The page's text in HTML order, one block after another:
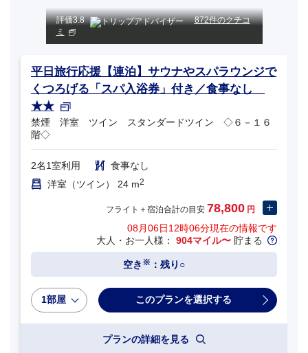
評価3.8
872件のクチコ
ミ
平日旅行応援【連泊】サウナやスパラウンジで
くつろげる「スパ入浴券」付き／食事なし
★★
禁煙 洋室 ツイン スタンダードツイン ◇６－１６
階◇
2名1室利用
食事なし
洋室（ツイン） 24 m2
フライト＋宿泊合計の目安 78,800 円
08月06日12時06分現在の情報です
大人・お一人様： 904マイル〜 貯まる
空き ※ ：残り○
1部屋
プランの詳細を見る